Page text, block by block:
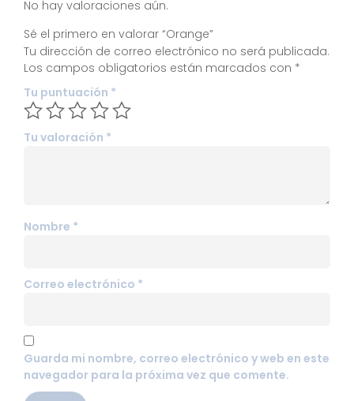
No hay valoraciones aún.
Sé el primero en valorar “Orange”
Tu dirección de correo electrónico no será publicada.
Los campos obligatorios están marcados con *
Tu puntuación *
Tu valoración *
Nombre *
Correo electrónico *
Guarda mi nombre, correo electrónico y web en este
navegador para la próxima vez que comente.